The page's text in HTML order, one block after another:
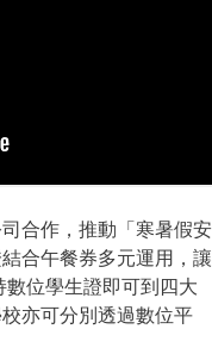
合作，推動「寒暑假安
合午餐券多元運用，讓
位學生證即可到四大
亦可分別透過數位平